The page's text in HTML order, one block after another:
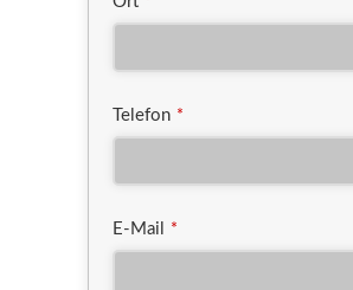
Telefon *
E-Mail *